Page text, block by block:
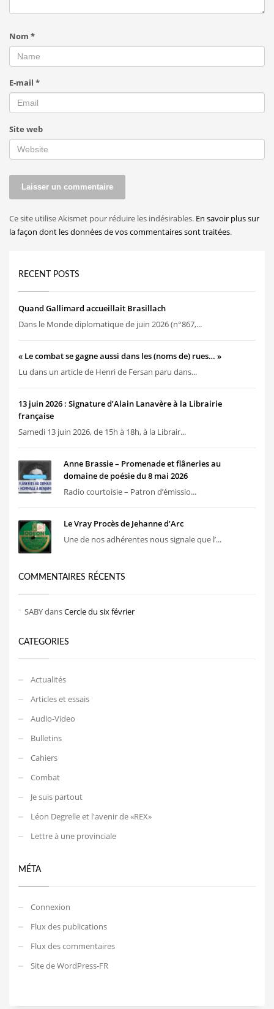
Nom *
E-mail *
Site web
Ce site utilise Akismet pour réduire les indésirables. En savoir plus sur
la façon dont les données de vos commentaires sont traitées.
RECENT POSTS
Quand Gallimard accueillait Brasillach
Dans le Monde diplomatique de juin 2026 (n°867,...
« Le combat se gagne aussi dans les (noms de) rues… »
Lu dans un article de Henri de Fersan paru dans...
13 juin 2026 : Signature d’Alain Lanavère à la Librairie
française
Samedi 13 juin 2026, de 15h à 18h, à la Librair...
Anne Brassie – Promenade et flâneries au
domaine de poésie du 8 mai 2026
Radio courtoisie – Patron d’émissio...
Le Vray Procès de Jehanne d’Arc
Une de nos adhérentes nous signale que l’...
COMMENTAIRES RÉCENTS
SABYdansCercle du six février
CATEGORIES
Actualités
Articles et essais
Audio-Video
Bulletins
Cahiers
Combat
Je suis partout
Léon Degrelle et l'avenir de «REX»
Lettre à une provinciale
MÉTA
Connexion
Flux des publications
Flux des commentaires
Site de WordPress-FR